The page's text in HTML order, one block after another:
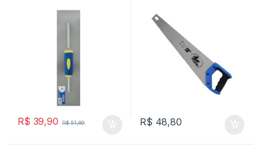
R$ 39,90 R$51,89 R$ 48,80